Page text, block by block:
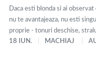
Daca esti blonda si ai
nu te avantajeaza, nu esti
proprie - tonuri deschise,
18 IUN.
MACHIAJ